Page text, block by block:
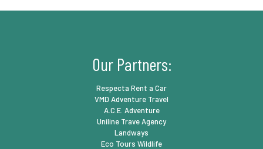
Our Partners:
Respecta Rent a Car
VMD Adventure Travel
A.C.E. Adventure
Uniline Trave Agency
Landways
Eco Tours Wildlife